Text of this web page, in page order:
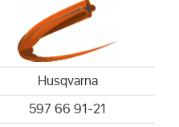
Husqvarna
597 66 91-21